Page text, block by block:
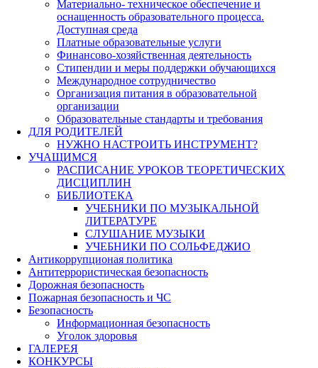
Материально- техническое обеспечение и
оснащенность образовательного процесса.
Доступная среда
Платные образовательные услуги
Финансово-хозяйственная деятельность
Стипендии и меры поддержки обучающихся
Международное сотрудничество
Организация питания в образовательной
организации
Образовательные стандарты и требования
ДЛЯ РОДИТЕЛЕЙ
НУЖНО НАСТРОИТЬ ИНСТРУМЕНТ?
УЧАЩИМСЯ
РАСПИСАНИЕ УРОКОВ ТЕОРЕТИЧЕСКИХ
ДИСЦИПЛИН
БИБЛИОТЕКА
УЧЕБНИКИ ПО МУЗЫКАЛЬНОЙ
ЛИТЕРАТУРЕ
СЛУШАНИЕ МУЗЫКИ
УЧЕБНИКИ ПО СОЛЬФЕДЖИО
Антикоррупционая политика
Антитеррористическая безопасность
Дорожная безопасность
Пожарная безопасность и ЧС
Безопасность
Информационная безопасность
Уголок здоровья
ГАЛЕРЕЯ
КОНКУРСЫ